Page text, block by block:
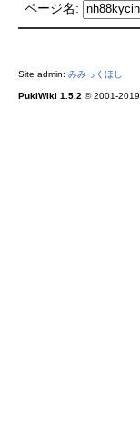
ページ名:
Site admin: みみっくほし
PukiWiki 1.5.2 © 2001-2019